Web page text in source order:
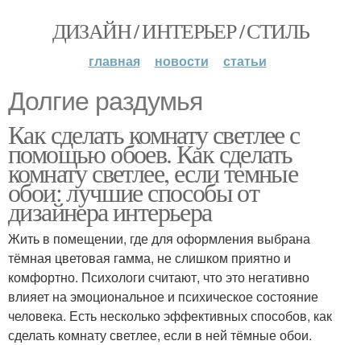
ДИЗАЙН / ИНТЕРЬЕР / СТИЛЬ
главная новости статьи
Долгие раздумья
Как сделать комнату светлее с
помощью обоев. Как сделать
комнату светлее, если темные
обои: лучшие способы от
дизайнера интерьера
Жить в помещении, где для оформления выбрана
тёмная цветовая гамма, не слишком приятно и
комфортно. Психологи считают, что это негативно
влияет на эмоциональное и психическое состояние
человека. Есть несколько эффективных способов, как
сделать комнату светлее, если в ней тёмные обои.